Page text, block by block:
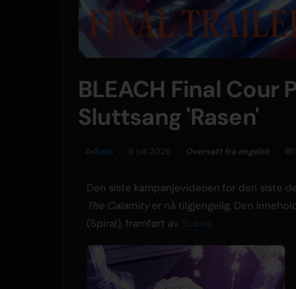
BLEACH Final Cour
Sluttsang 'Rasen'
AvSam 6 juli 2026 Oversatt fra engelsk
Den siste kampanjevideoen for den siste
The Calamityer nå tilgjengelig. Den
(Spiral), framført av 9Lana.